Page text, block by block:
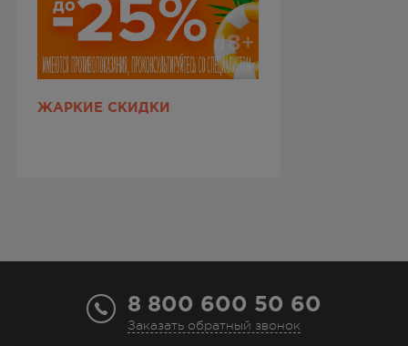
ЖАРКИЕ СКИДКИ
8 800 600 50 60
Заказать обратный звонок